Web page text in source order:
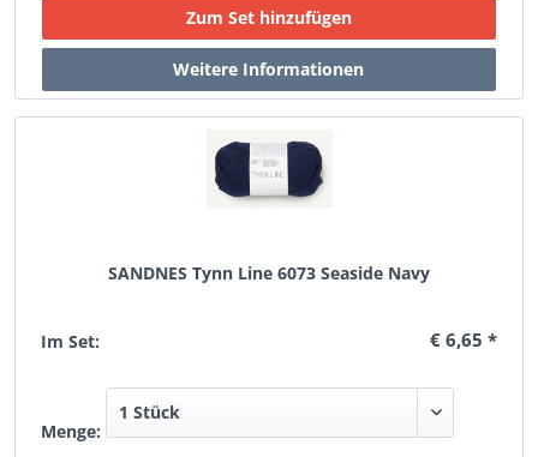
SANDNES Tynn Line 6073 Seaside Navy
Im Set: € 6,65 *
Menge: